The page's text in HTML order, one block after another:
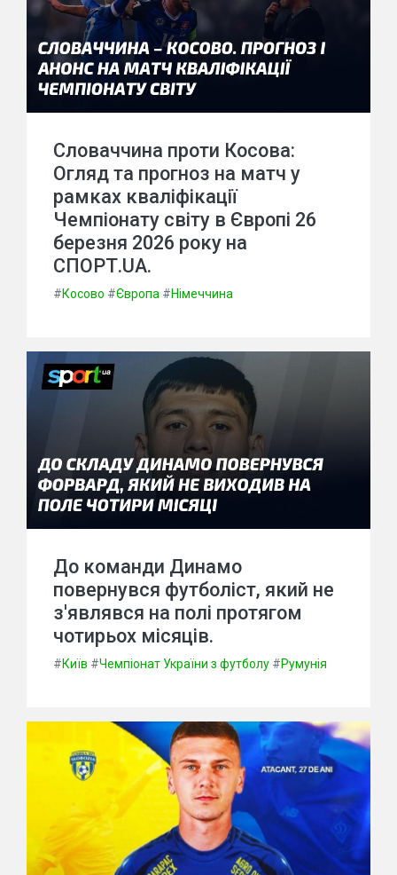
Словаччина проти Косова:
Огляд та прогноз на матч у
рамках кваліфікації
Чемпіонату світу в Європі 26
березня 2026 року на
СПОРТ.UA.
#Косово #Європа #Німеччина
До команди Динамо
повернувся футболіст, який не
з'являвся на полі протягом
чотирьох місяців.
#Київ #Чемпіонат України з футболу #Румунія